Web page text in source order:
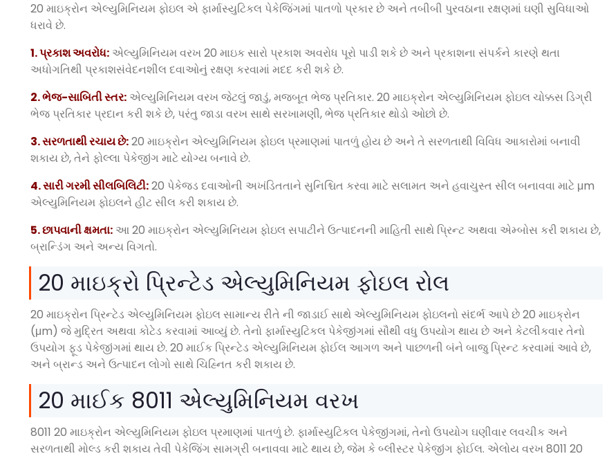
20 માઇક્રોન એલ્યુમિનિયમ ફોઇલ એ ફાર્માસ્યુટિકલ પેકેજિંગમાં પાતળો પ્રકાર છે અને તબીબી પુરવઠાના રક્ષણમાં ઘણી સુવિધાઓ
ધરાવે છે.
1. પ્રકાશ અવરોધ: એલ્યુમિનિયમ વરખ 20 માઇક સારો પ્રકાશ અવરોધ પૂરો પાડી શકે છે અને પ્રકાશના સંપર્કને કારણે થતા
અધોગતિથી પ્રકાશસંવેદનશીલ દવાઓનું રક્ષણ કરવામાં મદદ કરી શકે છે.
2. ભેજ-સાબિતી સ્તર: એલ્યુમિનિયમ વરખ જેટલું જાડું, મજબૂત ભેજ પ્રતિકાર. 20 માઇક્રોન એલ્યુમિનિયમ ફોઇલ ચોક્કસ ડિગ્રી
ભેજ પ્રતિકાર પ્રદાન કરી શકે છે, પરંતુ જાડા વરખ સાથે સરખામણી, ભેજ પ્રતિકાર થોડો ઓછો છે.
3. સરળતાથી રચાય છે:20 માઇક્રોન એલ્યુમિનિયમ ફોઇલ પ્રમાણમાં પાતળું હોય છે અને તે સરળતાથી વિવિધ આકારોમાં બનાવી
શકાય છે, તેને ફોલ્લા પેકેજીંગ માટે યોગ્ય બનાવે છે.
4. સારી ગરમી સીલબિલિટી:20 પેકેજ્ડ દવાઓની અખંડિતતાને સુનિશ્ચિત કરવા માટે સલામત અને હવાચુસ્ત સીલ બનાવવા માટે μm
એલ્યુમિનિયમ ફોઇલને હીટ સીલ કરી શકાય છે.
5. છાપવાની ક્ષમતા: આ 20 માઇક્રોન એલ્યુમિનિયમ ફોઇલ સપાટીને ઉત્પાદનની માહિતી સાથે પ્રિન્ટ અથવા એમ્બોસ કરી શકાય છે,
બ્રાન્ડિંગ અને અન્ય વિગતો.
20 માઇક્રો પ્રિન્ટેડ એલ્યુમિનિયમ ફોઇલ રોલ
20 માઇક્રોન પ્રિન્ટેડ એલ્યુમિનિયમ ફોઇલ સામાન્ય રીતે ની જાડાઈ સાથે એલ્યુમિનિયમ ફોઇલનો સંદર્ભ આપે છે 20 માઇક્રોન
(μm) જે મુદ્રિત અથવા કોટેડ કરવામાં આવ્યું છે. તેનો ફાર્માસ્યુટિકલ પેકેજીંગમાં સૌથી વધુ ઉપયોગ થાય છે અને કેટલીકવાર તેનો
ઉપયોગ ફૂડ પેકેજીંગમાં થાય છે. 20 માઈક પ્રિન્ટેડ એલ્યુમિનિયમ ફોઈલ આગળ અને પાછળની બંને બાજુ પ્રિન્ટ કરવામાં આવે છે,
અને બ્રાન્ડ અને ઉત્પાદન લોગો સાથે ચિહ્નિત કરી શકાય છે.
20 માઈક 8011 એલ્યુમિનિયમ વરખ
8011 20 માઇક્રોન એલ્યુમિનિયમ ફોઇલ પ્રમાણમાં પાતળું છે. ફાર્માસ્યુટિકલ પેકેજીંગમાં, તેનો ઉપયોગ ઘણીવાર લવચીક અને
સરળતાથી મોલ્ડ કરી શકાય તેવી પેકેજિંગ સામગ્રી બનાવવા માટે થાય છે, જેમ કે બ્લીસ્ટર પેકેજીંગ ફોઈલ. એલોય વરખ 8011 20